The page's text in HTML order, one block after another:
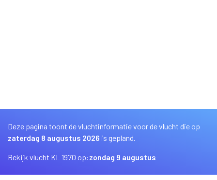
Deze pagina toont de vluchtinformatie voor de vlucht die op
zaterdag 8 augustus 2026 is gepland.
Bekijk vlucht KL 1970 op:zondag 9 augustus